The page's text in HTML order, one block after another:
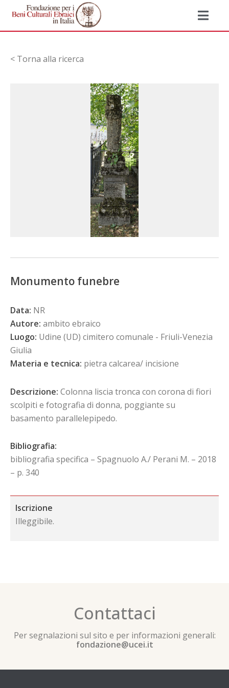
< Torna alla ricerca
Monumento funebre
Data: NR
Autore: ambito ebraico
Luogo: Udine (UD) cimitero comunale - Friuli-Venezia
Giulia
Materia e tecnica: pietra calcarea/ incisione
Descrizione: Colonna liscia tronca con corona di fiori
scolpiti e fotografia di donna, poggiante su
basamento parallelepipedo.
Bibliografia:
bibliografia specifica – Spagnuolo A./ Perani M. – 2018
– p. 340
Iscrizione
Illeggibile.
Contattaci
Per segnalazioni sul sito e per informazioni generali:
fondazione@ucei.it